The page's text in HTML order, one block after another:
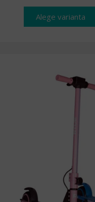
Alege varianta